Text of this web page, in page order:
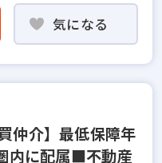
気になる
仲介】最低保障年
内に配属■不動産